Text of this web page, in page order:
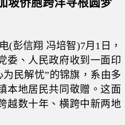
坡侨胞跨洋寻根圆梦
(彭信翔 冯培智)7月1日，
委、人民政府收到一面印
民解忧”的锦旗，系由多
本地居民共同敬赠。这面
越数十年、横跨中新两地